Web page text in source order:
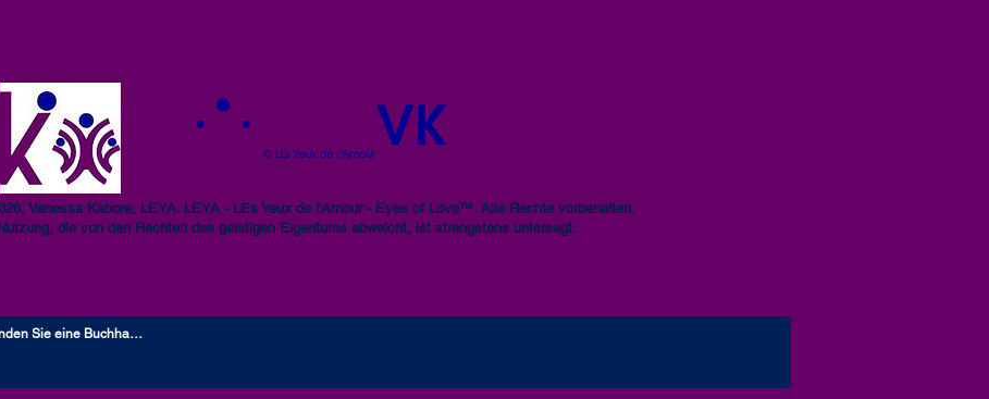
Vanessa Kabore, LEYA. LEYA - LEs Yeux de l'Amour - Eyes of Love™. Alle Rechte vorbehalten.
die von den Rechten des geistigen Eigentums abweicht, ist strengstens untersagt.